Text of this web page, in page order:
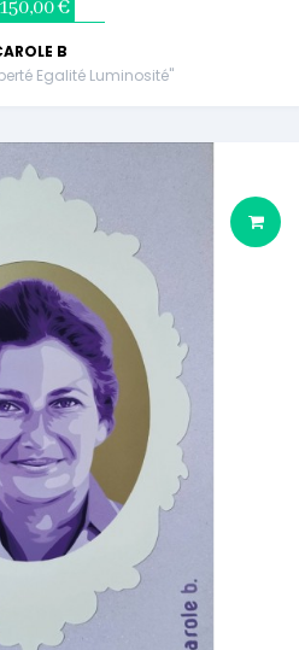
€
B
Egalité Luminosité"